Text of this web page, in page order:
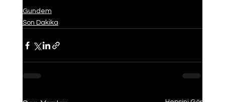
Gundem
Son Dakika